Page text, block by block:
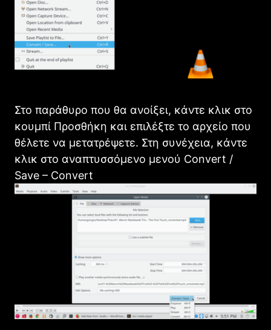
Στο παράθυρο που θα ανοίξει, κάντε κλικ στο
κουμπί Προσθήκη και επιλέξτε το αρχείο που
θέλετε να μετατρέψετε. Στη συνέχεια, κάντε
κλικ στο αναπτυσσόμενο μενού Convert /
Save – Convert